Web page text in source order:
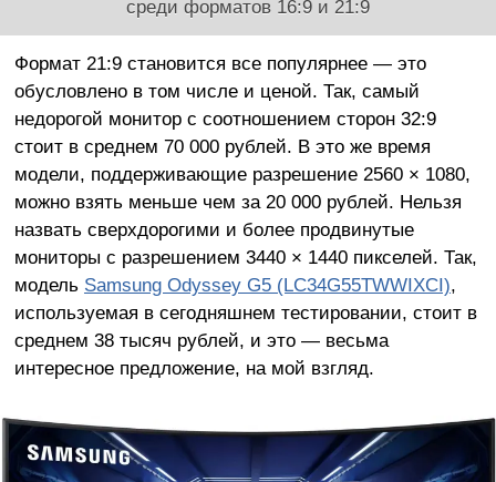
среди форматов 16:9 и 21:9
Формат 21:9 становится все популярнее — это
обусловлено в том числе и ценой. Так, самый
недорогой монитор с соотношением сторон 32:9
стоит в среднем 70 000 рублей. В это же время
модели, поддерживающие разрешение 2560 × 1080,
можно взять меньше чем за 20 000 рублей. Нельзя
назвать сверхдорогими и более продвинутые
мониторы с разрешением 3440 × 1440 пикселей. Так,
модель Samsung Odyssey G5 (LC34G55TWWIXCI),
используемая в сегодняшнем тестировании, стоит в
среднем 38 тысяч рублей, и это — весьма
интересное предложение, на мой взгляд.